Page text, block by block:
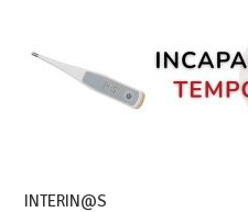
INTERIN@S